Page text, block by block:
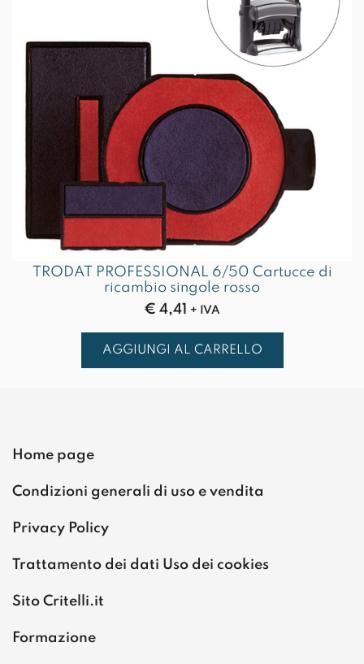
TRODAT PROFESSIONAL 6/50 Cartucce di
ricambio singole rosso
€ 4,41 + IVA
AGGIUNGI AL CARRELLO
Home page
Condizioni generali di uso e vendita
Privacy Policy
Trattamento dei dati Uso dei cookies
Sito Critelli.it
Formazione